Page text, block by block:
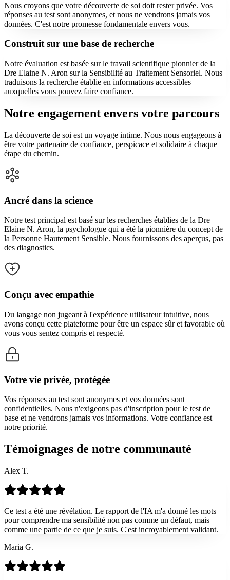
Nous croyons que votre découverte de soi doit rester privée. Vos
réponses au test sont anonymes, et nous ne vendrons jamais vos
données. C'est notre promesse fondamentale envers vous.
Construit sur une base de recherche
Notre évaluation est basée sur le travail scientifique pionnier de la
Dre Elaine N. Aron sur la Sensibilité au Traitement Sensoriel. Nous
traduisons la recherche établie en informations accessibles
auxquelles vous pouvez faire confiance.
Notre engagement envers votre parcours
La découverte de soi est un voyage intime. Nous nous engageons à
être votre partenaire de confiance, perspicace et solidaire à chaque
étape du chemin.
Ancré dans la science
Notre test principal est basé sur les recherches établies de la Dre
Elaine N. Aron, la psychologue qui a été la pionnière du concept de
la Personne Hautement Sensible. Nous fournissons des aperçus, pas
des diagnostics.
Conçu avec empathie
Du langage non jugeant à l'expérience utilisateur intuitive, nous
avons conçu cette plateforme pour être un espace sûr et favorable où
vous vous sentez compris et respecté.
Votre vie privée, protégée
Vos réponses au test sont anonymes et vos données sont
confidentielles. Nous n'exigeons pas d'inscription pour le test de
base et ne vendrons jamais vos informations. Votre confiance est
notre priorité.
Témoignages de notre communauté
Alex T.
Ce test a été une révélation. Le rapport de l'IA m'a donné les mots
pour comprendre ma sensibilité non pas comme un défaut, mais
comme une partie de ce que je suis. C'est incroyablement validant.
Maria G.